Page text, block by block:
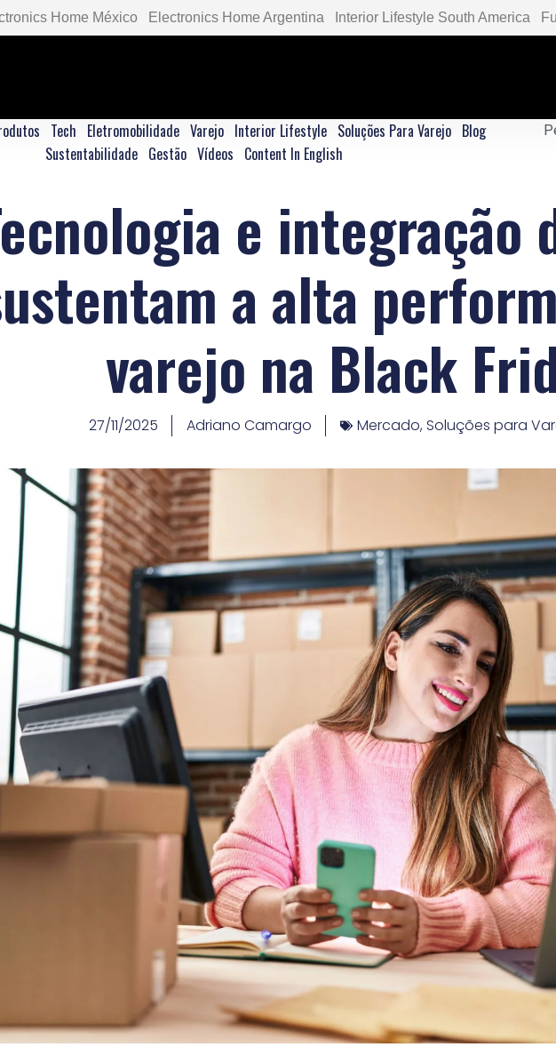
Home México Electronics Home Argentina Interior Lifestyle South America
Tech Eletromobilidade Varejo Interior Lifestyle Soluções Para Varejo Blog
Sustentabilidade Gestão Vídeos Content In English
e integração
a alta
varejo na Black
27/11/2025 Adriano Camargo Mercado,Soluções para